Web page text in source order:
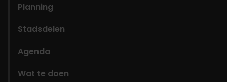
Planning
Stadsdelen
Agenda
Wat te doen